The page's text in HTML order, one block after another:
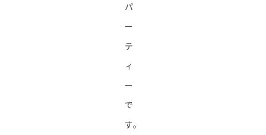
パ
ー
テ
ィ
ー
で
す。